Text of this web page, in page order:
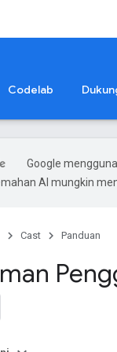
Codelab
Google
AI mungkin
Cast Panduan